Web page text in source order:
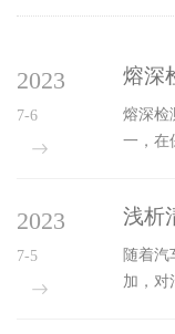
熔深检
一，在
2023
7-6
浅析
随着汽
加，对
2023
7-5